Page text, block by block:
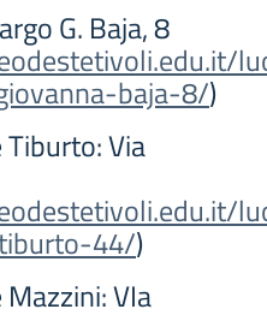
G. Baja, 8
baja-8/)
Tiburto: Via
44/)
VIa